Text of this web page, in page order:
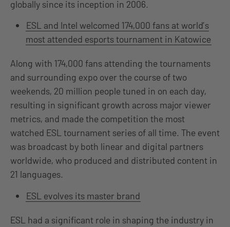
globally since its inception in 2006.
ESL and Intel welcomed 174,000 fans at world’s
most attended esports tournament in Katowice
Along with 174,000 fans attending the tournaments
and surrounding expo over the course of two
weekends, 20 million people tuned in on each day,
resulting in significant growth across major viewer
metrics, and made the competition the most
watched ESL tournament series of all time. The event
was broadcast by both linear and digital partners
worldwide, who produced and distributed content in
21 languages.
ESL evolves its master brand
ESL had a significant role in shaping the industry in